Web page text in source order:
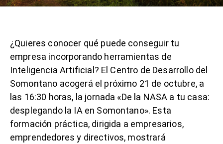
¿Quieres conocer qué puede conseguir tu
empresa incorporando herramientas de
Inteligencia Artificial? El Centro de Desarrollo del
Somontano acogerá el próximo 21 de octubre, a
las 16:30 horas, la jornada «De la NASA a tu casa:
desplegando la IA en Somontano». Esta
formación práctica, dirigida a empresarios,
emprendedores y directivos, mostrará